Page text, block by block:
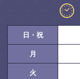
日・祝
月
火